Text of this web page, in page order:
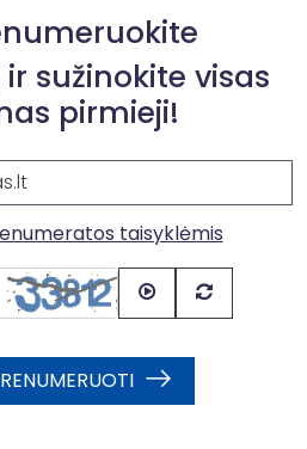
sužinokite visas
pirmieji!
taisyklėmis